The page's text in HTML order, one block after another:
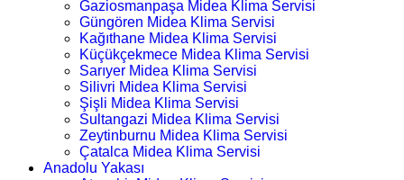
Gaziosmanpaşa Midea Klima Servisi
Güngören Midea Klima Servisi
Kağıthane Midea Klima Servisi
Küçükçekmece Midea Klima Servisi
Sarıyer Midea Klima Servisi
Silivri Midea Klima Servisi
Şişli Midea Klima Servisi
Sultangazi Midea Klima Servisi
Zeytinburnu Midea Klima Servisi
Çatalca Midea Klima Servisi
Anadolu Yakası